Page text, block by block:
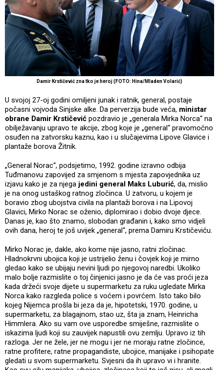
Damir Krstičević zna tko je heroj (FOTO: Hina/Mladen Volarić)
U svojoj 27-oj godini omiljeni junak i ratnik, general, postaje
počasni vojvoda Sinjske alke. Da perverzija bude veća, ministar
obrane Damir Krstičević pozdravio je „generala Mirka Norca“ na
obilježavanju upravo te akcije, zbog koje je „general“ pravomoćno
osuđen na zatvorsku kaznu, kao i u slučajevima Lipove Glavice i
plantaže borova Žitnik.
„General Norac“, podsjetimo, 1992. godine izravno odbija
Tuđmanovu zapovijed za smjenom s mjesta zapovjednika uz
izjavu kako je za njega jedini general Maks Luburić, da, mislio
je na onog ustaškog ratnog zločinca. U zatvoru, u kojem je
boravio zbog ubojstva civila na plantaži borova i na Lipovoj
Glavici, Mirko Norac se oženio, diplomirao i dobio dvoje djece.
Danas je, kao što znamo, slobodan građanin i, kako smo vidjeli
ovih dana, heroj te još uvijek „general“, prema Damiru Krstičeviću.
Mirko Norac je, dakle, ako kome nije jasno, ratni zločinac.
Hladnokrvni ubojica koji je ustrijelio ženu i čovjek koji je mirno
gledao kako se ubijaju nevini ljudi po njegovoj naredbi. Ukoliko
malo bolje razmislite o toj činjenici jasno je da će vas proći jeza
kada držeći svoje dijete u supermarketu za ruku ugledate Mirka
Norca kako razgleda police s voćem i povrćem. Isto tako bilo
kojeg Nijemca prošla bi jeza da je, hipotetski, 1970. godine, u
supermarketu, za blagajnom, stao uz, šta ja znam, Heinricha
Himmlera. Ako su vam ove usporedbe smiješne, razmislite o
iskazima ljudi koji su zauvijek napustili ovu zemlju. Upravo iz tih
razloga. Jer ne žele, jer ne mogu i jer ne moraju ratne zločince,
ratne profitere, ratne propagandiste, ubojice, manijake i psihopate
gledati u svom supermarketu. Svjesni da ih upravo vi i hranite.